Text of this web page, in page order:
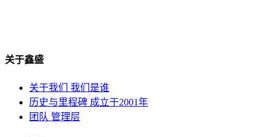
关于鑫盛
关于我们 我们是谁
历史与里程碑 成立于2001年
团队 管理层